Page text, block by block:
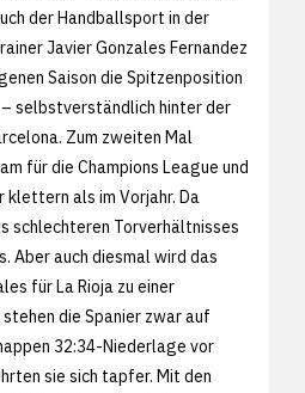
der Handballsport in der
Javier Gonzales Fernandez
Saison die Spitzenposition
selbstverständlich hinter der
Zum zweiten Mal
für die Champions League und
klettern als im Vorjahr. Da
schlechteren Torverhältnisses
Aber auch diesmal wird das
für La Rioja zu einer
die Spanier zwar auf
32:34-Niederlage vor
sie sich tapfer. Mit den